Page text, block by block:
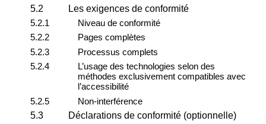
5.2
Les exigences de conformité
5.2.1
Niveau de conformité
5.2.2
Pages complètes
5.2.3
Processus complets
5.2.4
L’usage des technologies selon des
méthodes exclusivement compatibles avec
l’accessibilité
5.2.5
Non-interférence
5.3
Déclarations de conformité (optionnelle)